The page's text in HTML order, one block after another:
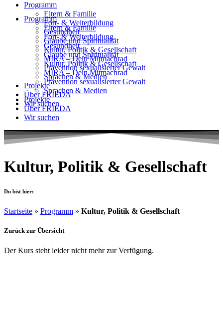
Programm
Eltern & Familie
Fort- & Weiterbildung
Gesundheit
Glaube und Spiritualität
Kultur, Politik & Gesellschaft
MIRA – Dein Mitmachrad
Prävention sexualisierter Gewalt
Sprachen & Medien
Projekte
Über FRIEDA
Wir suchen
Programm
Eltern & Familie
Fort- & Weiterbildung
Gesundheit
Glaube und Spiritualität
Kultur, Politik & Gesellschaft
MIRA – Dein Mitmachrad
Prävention sexualisierter Gewalt
Sprachen & Medien
Projekte
Über FRIEDA
Wir suchen
Kultur, Politik & Gesellschaft
Du bist hier:
Startseite » Programm » Kultur, Politik & Gesellschaft
Zurück zur Übersicht
Der Kurs steht leider nicht mehr zur Verfügung.